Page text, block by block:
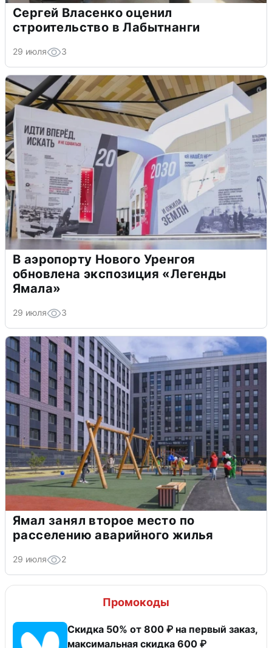
Сергей Власенко оценил
строительство в Лабытнанги
29 июля 3
В аэропорту Нового Уренгоя
обновлена экспозиция «Легенды
Ямала»
29 июля 3
Ямал занял второе место по
расселению аварийного жилья
29 июля 2
Промокоды
Скидка 50% от 800 ₽ на первый заказ,
максимальная скидка 600 ₽